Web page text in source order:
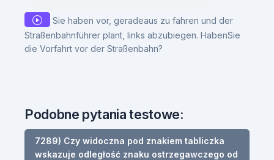
Sie haben vor, geradeaus zu fahren und der
Straßenbahnführer plant, links abzubiegen. HabenSie
die Vorfahrt vor der Straßenbahn?
Podobne pytania testowe:
7289) Czy widoczna pod znakiem tabliczka
wskazuje odległość znaku ostrzegawczego od